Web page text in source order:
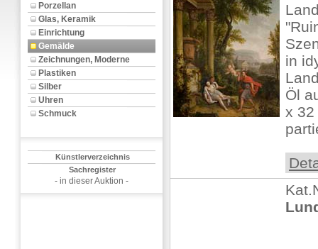
Porzellan
Glas, Keramik
Einrichtung
Gemälde
Zeichnungen, Moderne
Plastiken
Silber
Uhren
Schmuck
Künstlerverzeichnis
Sachregister
- in dieser Auktion -
in
Öl
x 32